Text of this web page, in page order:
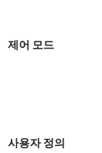
제어 모드
사용자 정의